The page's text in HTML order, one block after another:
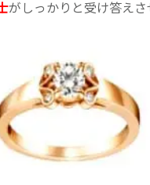
がしっかりと受け答えさ